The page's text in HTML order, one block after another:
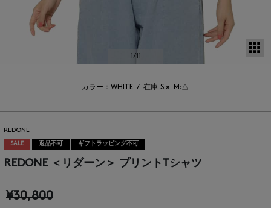
1/11
カラー：WHITE / 在庫 S:× M:△
REDONE
SALE 返品不可 ギフトラッピング不可
REDONE ＜リダーン＞ プリントTシャツ
¥30,800